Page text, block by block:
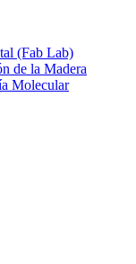
(Fab Lab)
de la Madera
Molecular